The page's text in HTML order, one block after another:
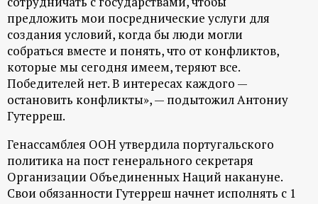
н
н
ы
й
п
предложить мои посреднические услуги для
создания условий, когда бы люди могли
собраться вместе и понять, что от конфликтов,
которые мы сегодня имеем, теряют все.
Победителей нет. В интересах каждого —
остановить конфликты», — подытожил Антониу
Гутерреш.
Генассамблея ООН утвердила португальского
политика на пост генерального секретаря
Организации Объединенных Наций накануне.
Свои обязанности Гутерреш начнет исполнять с 1